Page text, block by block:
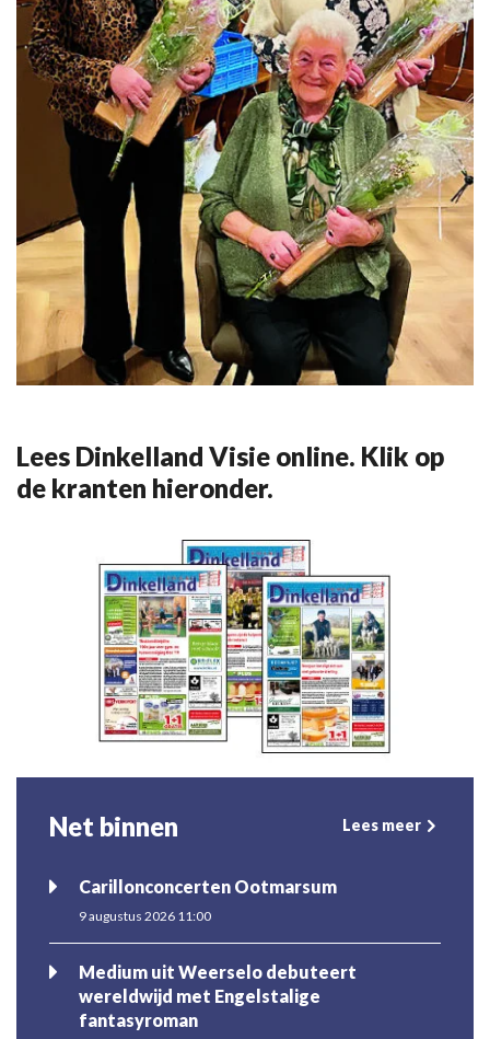
Lees Dinkelland Visie online. Klik op
de kranten hieronder.
Net binnen Lees meer
Carillonconcerten Ootmarsum
9 augustus 2026 11:00
Medium uit Weerselo debuteert
wereldwijd met Engelstalige
fantasyroman